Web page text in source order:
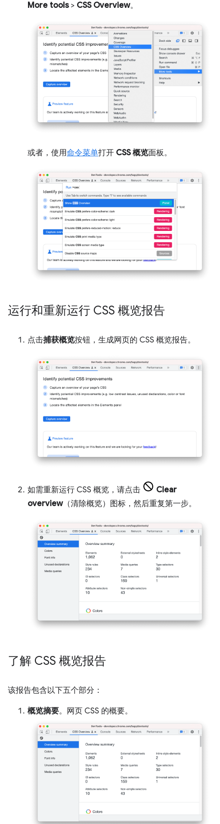
More tools> CSS Overview。
或者，使用命令菜单打开 CSS 概览面板。
运行和重新运行 CSS 概览报告
点击捕获概览按钮，生成网页的 CSS 概览报告。
如需重新运行 CSS 概览，请点击
Clear
overview（清除概览）图标，然后重复第一步。
了解 CSS 概览报告
该报告包含以下五个部分：
概览摘要。网页 CSS 的概要。